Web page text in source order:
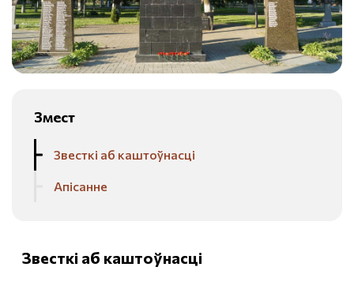
Змест
Звесткі аб каштоўнасці
Апісанне
Звесткі аб каштоўнасці